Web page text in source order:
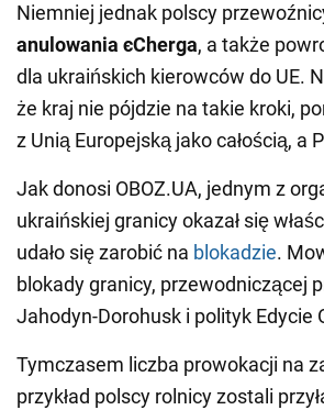
Niemniej jednak polscy
anulowania єCherga, a także
dla ukraińskich kierowców do UE.
że kraj nie pójdzie na takie kroki,
z Unią Europejską jako całością, a
Jak donosi OBOZ.UA, jednym z
ukraińskiej granicy okazał się
udało się zarobić na blokadzie.
blokady granicy, przewodniczącej
Jahodyn-Dorohusk i polityk Edycie
Tymczasem liczba prowokacji na
przykład polscy rolnicy zostali